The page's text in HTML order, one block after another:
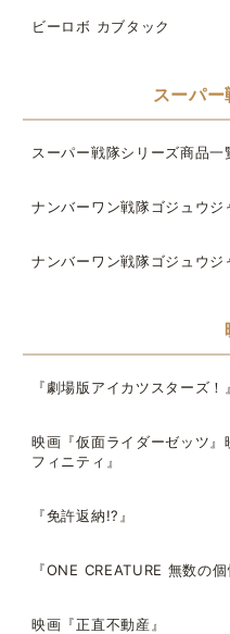
ビーロボ カブタック
スーパ
スーパー戦隊シリーズ商品一
ナンバーワン戦隊ゴジュウジ
ナンバーワン戦隊ゴジュウジ
『劇場版アイカツスターズ
映画『仮面ライダーゼッツ
フィニティ』
『免許返納!?』
『ONE CREATURE 無数の
映画『正直不動産』